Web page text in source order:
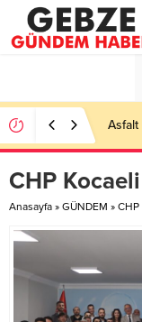
CHP
Anasayfa » GÜNDEM » CHP